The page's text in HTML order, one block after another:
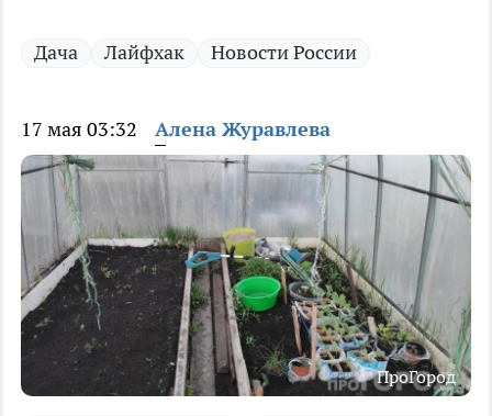
Дача Лайфхак Новости России
17 мая 03:32 Алена Журавлева
ПроГород